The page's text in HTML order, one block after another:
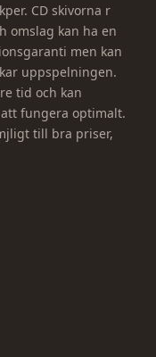
CD skivorna r
omslag kan ha en
men kan
uppspelningen.
tid och kan
fungera optimalt.
till bra priser,